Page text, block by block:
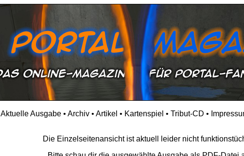
Aktuelle Ausgabe• Archiv• Artikel • Kartenspiel • Tribut-CD •
Die Einzelseitenansicht ist aktuell leider nicht